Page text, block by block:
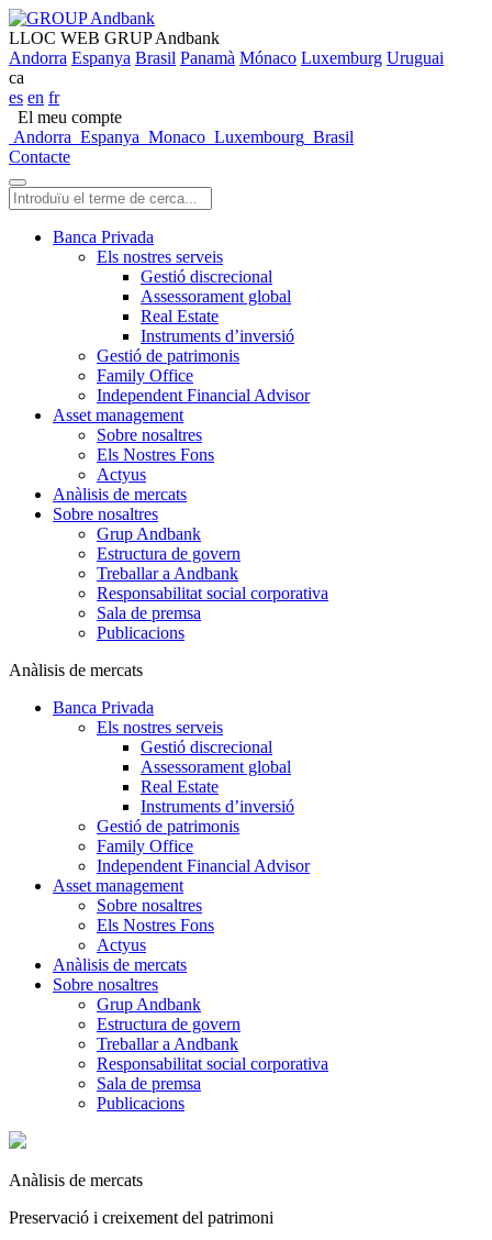
LLOC WEB GRUP Andbank
Andorra Espanya Brasil Panamà Mónaco Luxemburg Uruguai
ca
es en fr
El meu compte
Andorra Espanya Monaco Luxembourg Brasil
Contacte
Banca Privada
Els nostres serveis
Gestió discrecional
Assessorament global
Real Estate
Instruments d’inversió
Gestió de patrimonis
Family Office
Independent Financial Advisor
Asset management
Sobre nosaltres
Els Nostres Fons
Actyus
Anàlisis de mercats
Sobre nosaltres
Grup Andbank
Estructura de govern
Treballar a Andbank
Responsabilitat social corporativa
Sala de premsa
Publicacions
Anàlisis de mercats
Banca Privada
Els nostres serveis
Gestió discrecional
Assessorament global
Real Estate
Instruments d’inversió
Gestió de patrimonis
Family Office
Independent Financial Advisor
Asset management
Sobre nosaltres
Els Nostres Fons
Actyus
Anàlisis de mercats
Sobre nosaltres
Grup Andbank
Estructura de govern
Treballar a Andbank
Responsabilitat social corporativa
Sala de premsa
Publicacions
Anàlisis de mercats
Preservació i creixement del patrimoni